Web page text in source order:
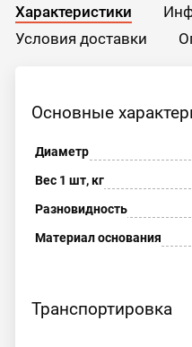
Характеристики
Условия доставки
Основные
Диаметр
Вес 1 шт, кг
Разновидность
Материал основания
Транспортировка